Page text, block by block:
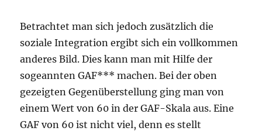
Betrachtet man sich jedoch zusätzlich die
soziale Integration ergibt sich ein vollkommen
anderes Bild. Dies kann man mit Hilfe der
sogeannten GAF*** machen. Bei der oben
gezeigten Gegenüberstellung ging man von
einem Wert von 60 in der GAF-Skala aus. Eine
GAF von 60 ist nicht viel, denn es stellt